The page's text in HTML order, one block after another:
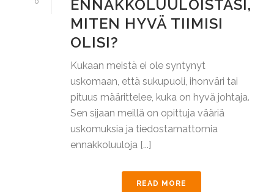
ENNAKKOLUULOISTASI,
MITEN HYVÄ TIIMISI
OLISI?
Kukaan meistä ei ole syntynyt
uskomaan, että sukupuoli, ihonväri tai
pituus määrittelee, kuka on hyvä johtaja.
Sen sijaan meillä on opittuja vääriä
uskomuksia ja tiedostamattomia
ennakkoluuloja [...]
READ MORE